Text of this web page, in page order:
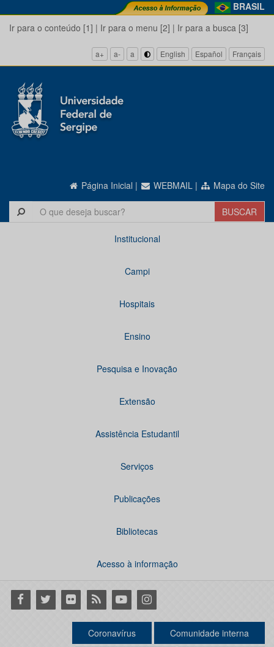
BRASIL
Ir para o conteúdo [1] | Ir para o menu [2] | Ir para a busca [3]
a+ a- a English Español Français
Página Inicial | WEBMAIL | Mapa do Site
Institucional
Campi
Hospitais
Ensino
Pesquisa e Inovação
Extensão
Assistência Estudantil
Serviços
Publicações
Bibliotecas
Acesso à informação
Facebook
Twitter Flickr RSS YoutubeInstagram
Coronavírus Comunidade interna